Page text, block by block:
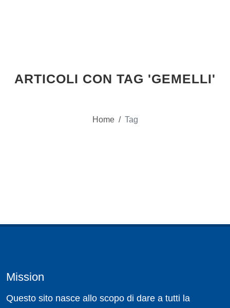
ARTICOLI CON TAG 'GEMELLI'
Home / Tag
Mission
Questo sito nasce allo scopo di dare a tutti la